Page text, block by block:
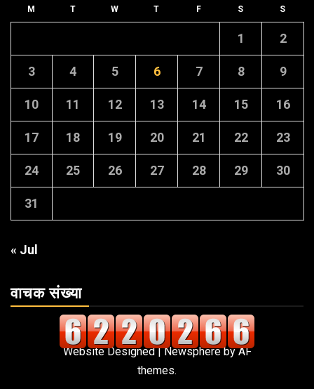
M T W T F S S
1 2
3 4 5 6 7 8 9
10 11 12 13 14 15 16
17 18 19 20 21 22 23
24 25 26 27 28 29 30
31
« Jul
वाचक संख्या
Website Designed|Newsphereby AF
themes.